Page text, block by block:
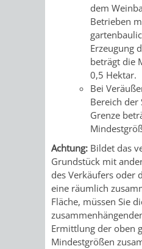
dem
Betrieben
Erzeugung
beträgt die
0,5 Hektar.
Bei
Bereich der
Grenze
Achtung: Bildet das
Grundstück mit
des Verkäufers oder
eine räumlich
Fläche, müssen Sie
Ermittlung der oben
Mindestgrößen